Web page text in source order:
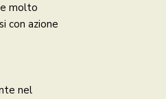
molto
con azione
nel